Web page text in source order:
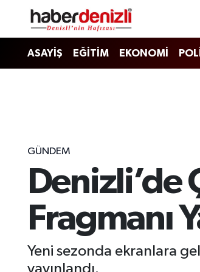
ASAYİŞ EĞİTİM EKONOMİ
GÜNDEM
Denizli’de
Fragmanı
Yeni sezonda ekranlara
yayınlandı.
Denizli Nöbetçi Eczaneler
Tüm Manşetler
Haber Arşivi